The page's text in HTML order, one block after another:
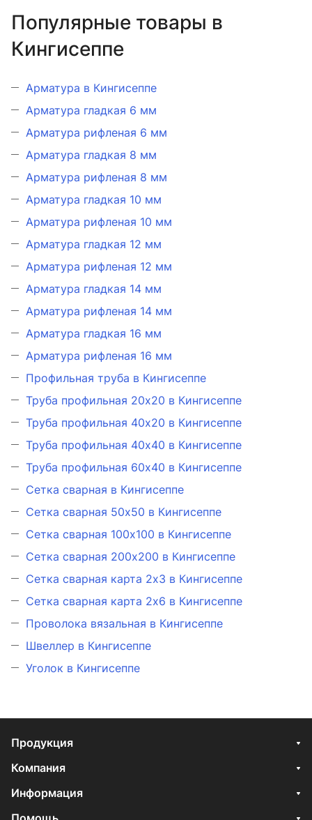
Популярные товары в
Кингисеппе
Арматура в Кингисеппе
Арматура гладкая 6 мм
Арматура рифленая 6 мм
Арматура гладкая 8 мм
Арматура рифленая 8 мм
Арматура гладкая 10 мм
Арматура рифленая 10 мм
Арматура гладкая 12 мм
Арматура рифленая 12 мм
Арматура гладкая 14 мм
Арматура рифленая 14 мм
Арматура гладкая 16 мм
Арматура рифленая 16 мм
Профильная труба в Кингисеппе
Труба профильная 20х20 в Кингисеппе
Труба профильная 40х20 в Кингисеппе
Труба профильная 40х40 в Кингисеппе
Труба профильная 60х40 в Кингисеппе
Сетка сварная в Кингисеппе
Сетка сварная 50х50 в Кингисеппе
Сетка сварная 100х100 в Кингисеппе
Сетка сварная 200х200 в Кингисеппе
Сетка сварная карта 2х3 в Кингисеппе
Сетка сварная карта 2х6 в Кингисеппе
Проволока вязальная в Кингисеппе
Швеллер в Кингисеппе
Уголок в Кингисеппе
Продукция
Компания
Информация